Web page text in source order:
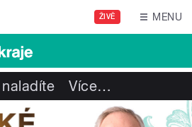
ŽIVĚ MENU
Více…